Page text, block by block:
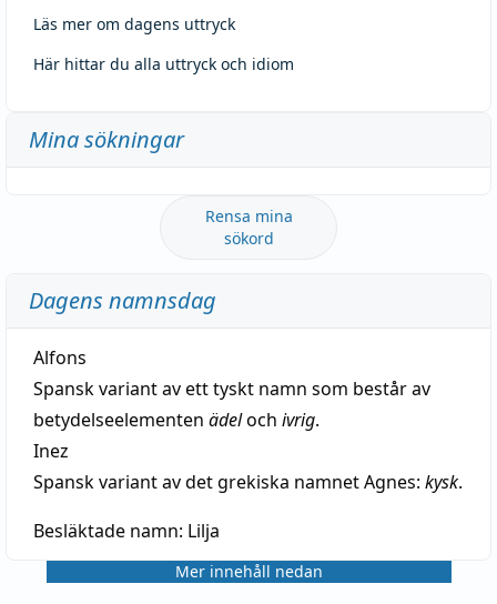
Läs mer om dagens uttryck
Här hittar du alla uttryck och idiom
Mina sökningar
Rensa mina
sökord
Dagens namnsdag
Alfons
Spansk variant av ett tyskt namn som består av
betydelseelementen ädeloch ivrig.
Inez
Spansk variant av det grekiska namnet Agnes: kysk.
Besläktade namn: Lilja
Mer innehåll nedan